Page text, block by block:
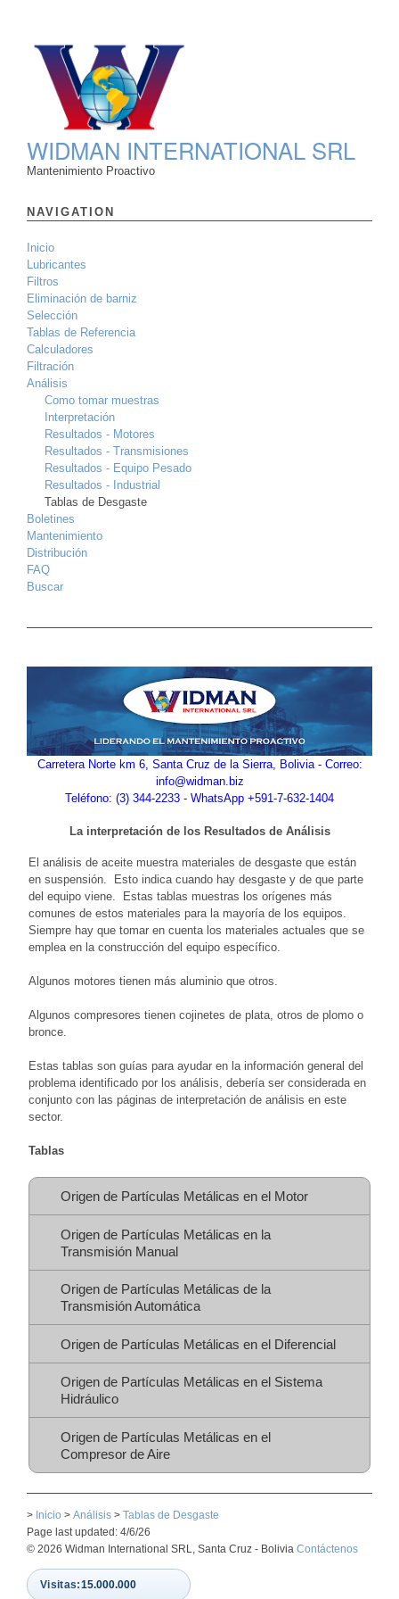
WIDMAN INTERNATIONAL SRL
Mantenimiento Proactivo
NAVIGATION
Inicio
Lubricantes
Filtros
Eliminación de barniz
Selección
Tablas de Referencia
Calculadores
Filtración
Análisis
Como tomar muestras
Interpretación
Resultados - Motores
Resultados - Transmisiones
Resultados - Equipo Pesado
Resultados - Industrial
Tablas de Desgaste
Boletines
Mantenimiento
Distribución
FAQ
Buscar
Carretera Norte km 6, Santa Cruz de la Sierra, Bolivia - Correo:
info@widman.biz
Teléfono: (3) 344-2233 - WhatsApp +591-7-632-1404
La interpretación de los Resultados de Análisis
El análisis de aceite muestra materiales de desgaste que están
en suspensión. Esto indica cuando hay desgaste y de que parte
del equipo viene. Estas tablas muestras los orígenes más
comunes de estos materiales para la mayoría de los equipos.
Siempre hay que tomar en cuenta los materiales actuales que se
emplea en la construcción del equipo específico.
Algunos motores tienen más aluminio que otros.
Algunos compresores tienen cojinetes de plata, otros de plomo o
bronce.
Estas tablas son guías para ayudar en la información general del
problema identificado por los análisis, debería ser considerada en
conjunto con las páginas de interpretación de análisis en este
sector.
Tablas
Origen de Partículas Metálicas en el Motor
Origen de Partículas Metálicas en la
Transmisión Manual
Origen de Partículas Metálicas de la
Transmisión Automática
Origen de Partículas Metálicas en el Diferencial
Origen de Partículas Metálicas en el Sistema
Hidráulico
Origen de Partículas Metálicas en el
Compresor de Aire
> Inicio > Análisis > Tablas de Desgaste
Page last updated: 4/6/26
© 2026 Widman International SRL, Santa Cruz - Bolivia Contáctenos
Visitas:15.000.000